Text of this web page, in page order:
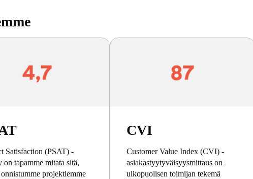
Satisfaction (PSAT) -
on tapamme mitata sitä,
projektiemme
CVI
Customer Value Index (CVI) -
asiakastyytyväisyysmittaus on
ulkopuolisen toimijan tekemä